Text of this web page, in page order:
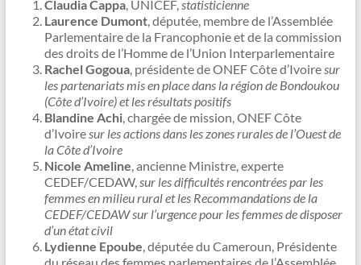
Claudia Cappa, UNICEF,statisticienne
Laurence Dumont, députée, membre de l’Assemblée
Parlementaire de la Francophonie et de la commission
des droits de l’Homme de l’Union Interparlementaire
Rachel Gogoua, présidente de ONEF Côte d’Ivoiresur
les partenariats mis en place dans la région de Bondoukou
(Côte d’Ivoire) et les résultats positifs
Blandine Achi, chargée de mission, ONEF Côte
d’Ivoiresur les actions dans les zones rurales de l’Ouest de
la Côte d’Ivoire
Nicole Ameline, ancienne Ministre, experte
CEDEF/CEDAW,sur les difficultés rencontrées par les
femmes en milieu rural et les Recommandations de la
CEDEF/CEDAW sur l’urgence pour les femmes de disposer
d’un état civil
Lydienne Epoube, députée du Cameroun, Présidente